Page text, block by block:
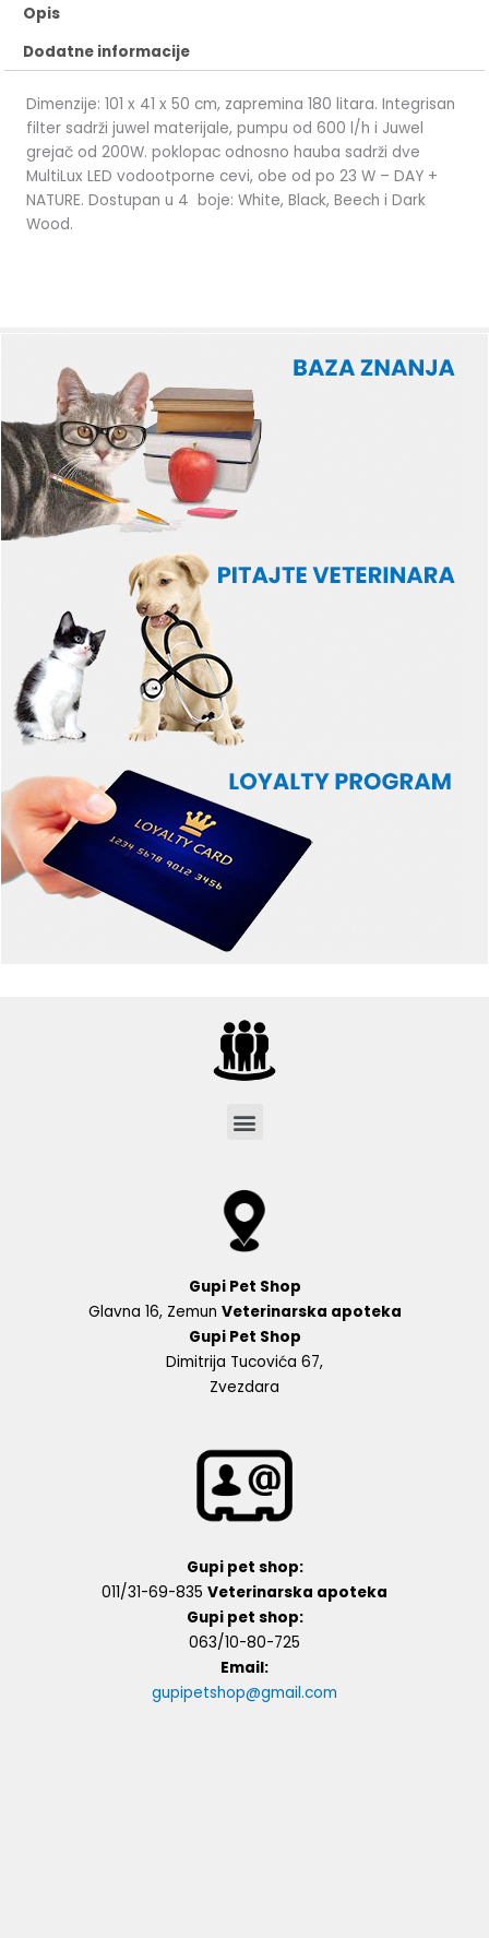
Opis
Dodatne informacije
Dimenzije: 101 x 41 x 50 cm, zapremina 180 litara. Integrisan
filter sadrži juwel materijale, pumpu od 600 l/h i Juwel
grejač od 200W. poklopac odnosno hauba sadrži dve
MultiLux LED vodootporne cevi, obe od po 23 W – DAY +
NATURE. Dostupan u 4 boje: White, Black, Beech i Dark
Wood.
Menu
Gupi Pet Shop
Glavna 16, Zemun Veterinarska apoteka
Gupi Pet Shop
Dimitrija Tucovića 67,
Zvezdara
Gupi pet shop:
011/31-69-835 Veterinarska apoteka
Gupi pet shop:
063/10-80-725
Email:
gupipetshop@gmail.com